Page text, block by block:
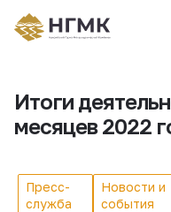
Итоги
месяцев 2022
Пресс-
служба
Новости и
события